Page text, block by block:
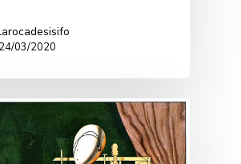
24/03/2020